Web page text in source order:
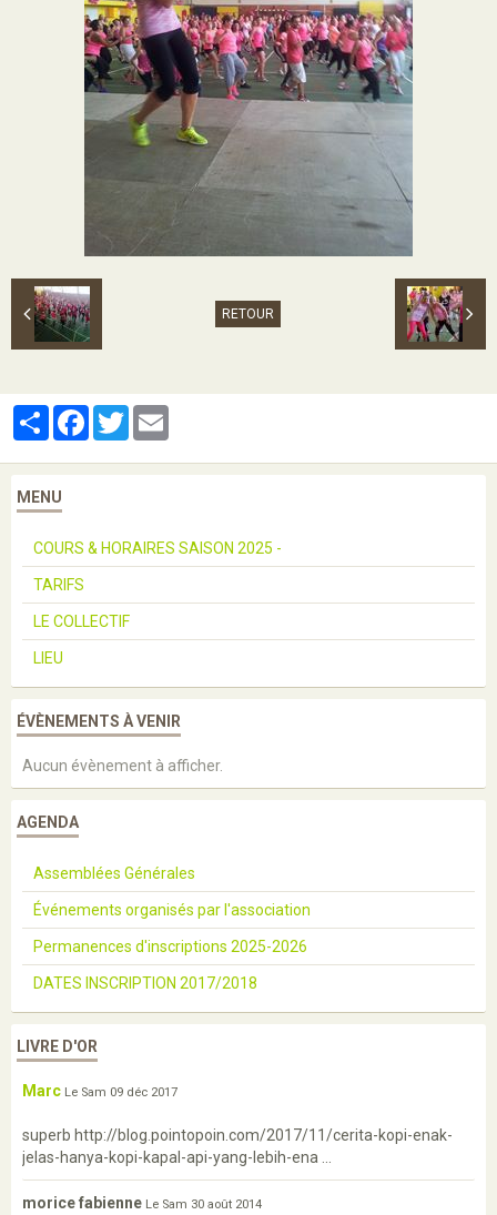
RETOUR
PartagerFacebook
Twitter
MENU
COURS & HORAIRES SAISON 2025 -
TARIFS
LE COLLECTIF
LIEU
ÉVÈNEMENTS À VENIR
Aucun évènement à afficher.
AGENDA
Assemblées Générales
Événements organisés par l'association
Permanences d'inscriptions 2025-2026
DATES INSCRIPTION 2017/2018
LIVRE D'OR
Marc Le Sam 09 déc 2017
superb http://blog.pointopoin.com/2017/11/cerita-kopi-enak-
jelas-hanya-kopi-kapal-api-yang-lebih-ena ...
morice fabienne Le Sam 30 août 2014